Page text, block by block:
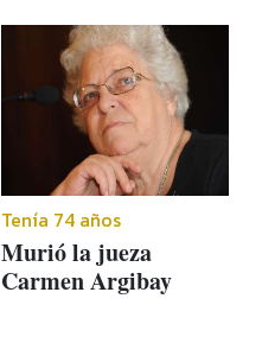
Tenía 74 años
Murió la jueza
Carmen Argibay